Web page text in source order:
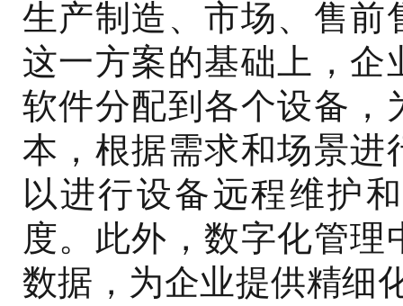
生产制造、市场、售
这一方案的基础上，
软件分配到各个设备
本，根据需求和场景
以进行设备远程维护
度。此外，数字化管
数据，为企业提供精细